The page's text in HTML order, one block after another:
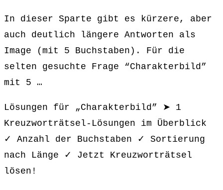
In dieser Sparte gibt es kürzere, aber
auch deutlich längere Antworten als
Image (mit 5 Buchstaben). Für die
selten gesuchte Frage “Charakterbild”
mit 5 …
Lösungen für „Charakterbild” ➤ 1
Kreuzworträtsel-Lösungen im Überblick
✓ Anzahl der Buchstaben ✓ Sortierung
nach Länge ✓ Jetzt Kreuzworträtsel
lösen!